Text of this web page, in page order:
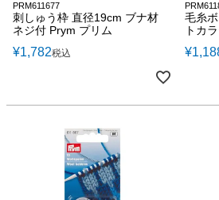
PRM611677
刺しゅう枠 直径19cm ブナ材
ネジ付 Prym プリム
¥1,782税込
毛糸
トカ
¥